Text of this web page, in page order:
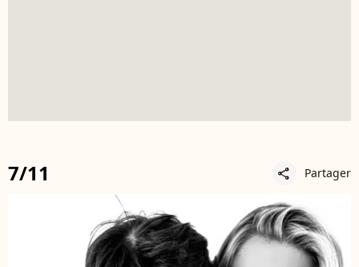
7/11 share Partager